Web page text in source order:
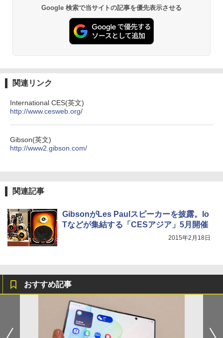
Google 検索で当サイトの記事を優先表示させる
関連リンク
International CES(英文)
http://www.cesweb.org/
Gibson(英文)
http://www2.gibson.com/
関連記事
GibsonがLes Paulスピーカーを披露。Io
Tなどが集結する「CESアジア」5月開催
2015年2月18日
おすすめ記事